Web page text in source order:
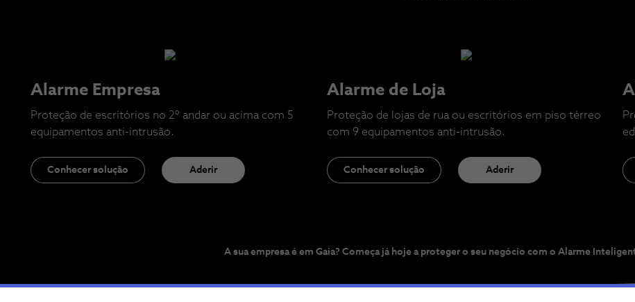
Alarme Empresa
Proteção de escritórios no 2º andar ou acima com 5
equipamentos anti-intrusão.
Conhecer solução Aderir
Alarme de Loja
Proteção de lojas de rua ou escritórios em piso térreo
com 9 equipamentos anti-intrusão.
Conhecer solução Aderir
A sua empresa é em Gaia? Começa já hoje a proteger o seu negócio com o Alarme